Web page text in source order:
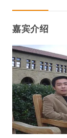
嘉宾介绍